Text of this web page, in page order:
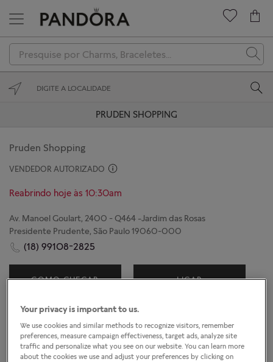
Novidades
Anéis
Presenteie
Localizar lojas
PRUDEN SHOPPING
Pruden Shopping
VENDEDOR AUTORIZADO
Reabrindo hoje às 10:30am
Av. Manoel Goulart, 2400 - Q464 -Jardim das Rosas
Presidente Prudente, São Paulo 19060-000
(18) 99108-2825
COMO CHEGAR LIGAR
Horário da loja
Segunda-Feira
10:30am - 8:00pm
Terça-Feira
10:30am-8:00pm
Quarta-Feira
10:30am-8:00pm
Your privacy is important to us.
We use cookies and similar methods to recognize visitors, remember
preferences, measure campaign effectiveness, target ads, analyze site
traffic and personalize what you see on our website. You can learn more
about the cookies we use and adjust your preferences by clicking on